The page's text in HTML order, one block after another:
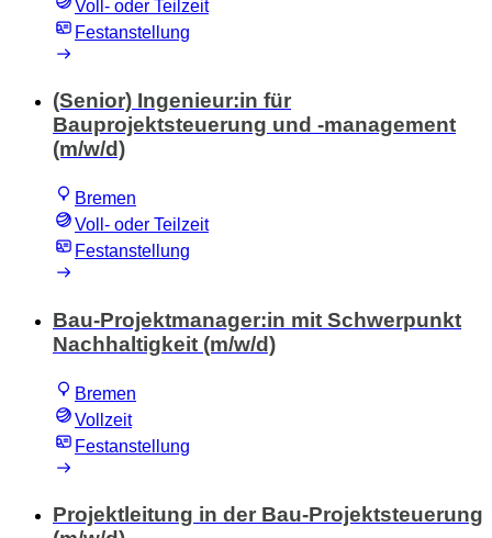
Voll- oder Teilzeit
Festanstellung
(Senior) Ingenieur:in für
Bauprojektsteuerung und -management
(m/w/d)
Bremen
Voll- oder Teilzeit
Festanstellung
Bau-Projektmanager:in mit Schwerpunkt
Nachhaltigkeit (m/w/d)
Bremen
Vollzeit
Festanstellung
Projektleitung in der Bau-Projektsteuerung